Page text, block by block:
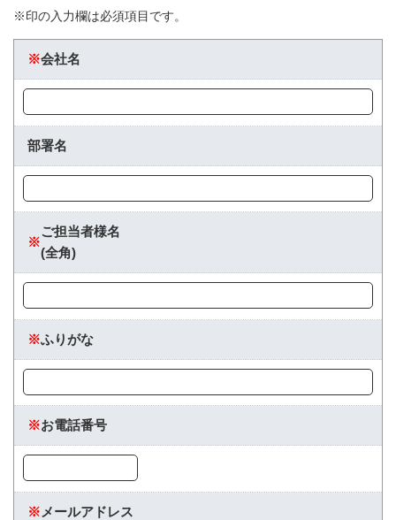
※印の入力欄は必須項目です。
※会社名
部署名
※
ご担当者様名
(全角)
※ふりがな
※お電話番号
※ メールアドレス